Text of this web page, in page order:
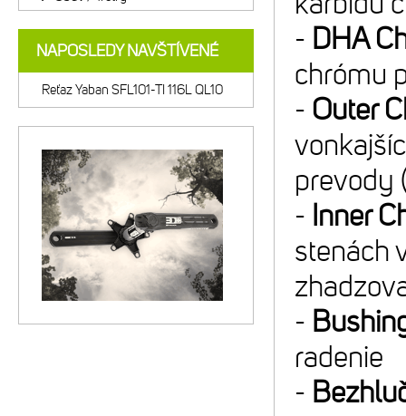
- DHA
chrómu
- Outer
prevody
- Inner
stenách
-
radenie
-
NAPOSLEDY NAVŠTÍVENÉ
Reťaz Yaban SFL101-TI 116L QL10